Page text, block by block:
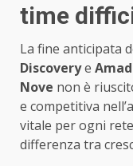
time
La fine anticipata
Discoverye
Nove non è
e competitiva
vitale per ogni
differenza tra